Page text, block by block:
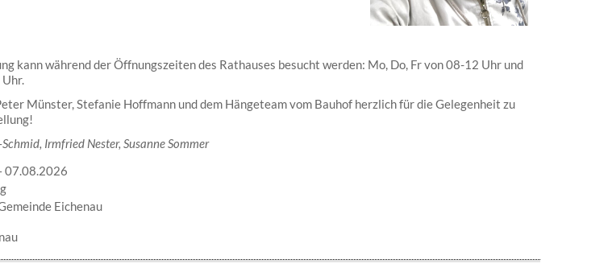
kann während der Öffnungszeiten des Rathauses besucht werden: Mo, Do, Fr von 08-12 Uhr und
Münster, Stefanie Hoffmann und dem Hängeteam vom Bauhof herzlich für die Gelegenheit zu
Irmfried Nester, Susanne Sommer
07.08.2026
Eichenau